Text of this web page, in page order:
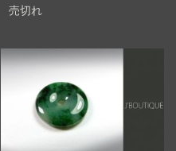
売切れ